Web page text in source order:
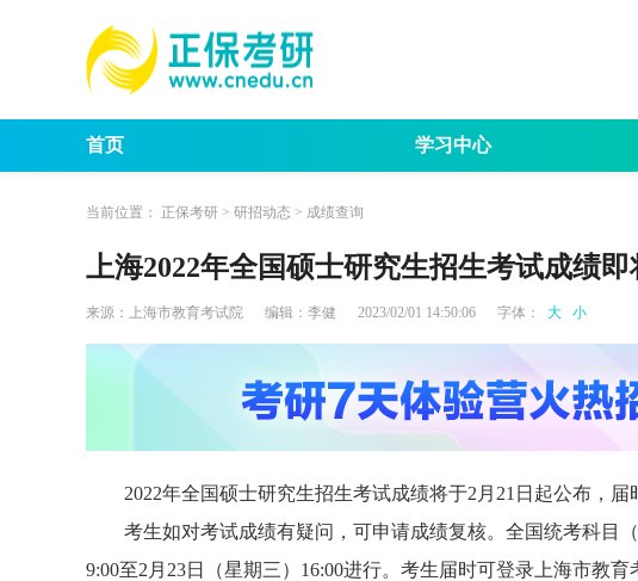
首页 学习中心
考试动态 考研报名
当前位置： 正保考研 > 研招动态 > 成绩查询
上海2022年全国硕士研究生招生考试成绩即
来源： 上海市教育考试院 编辑： 李健 2023/02/01 14:50:06 字体： 大 小
2022年全国硕士研究生招生考试成绩将于2月21日起公布，
考生如对考试成绩有疑问，可申请成绩复核。全国统考科目
9:00至2月23日（星期三）16:00进行。考生届时可登录上海市教